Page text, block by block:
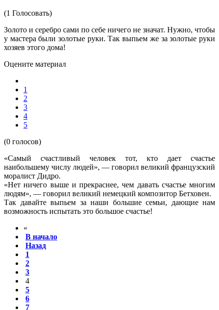
(1 Голосовать)
Золото и серебро сами по себе ничего не значат. Нужно, чтобы
у мастера были золотые руки. Так выпьем же за золотые руки
хозяев этого дома!
Оцените материал
1
2
3
4
5
(0 голосов)
«Самый счастливый человек тот, кто дает счастье
наибольшему числу людей», — говорил великий французский
моралист Дидро.
«Нет ничего выше и прекраснее, чем давать счастье многим
людям», — говорил великий немецкий композитор Бетховен.
Так давайте выпьем за наши большие семьи, дающие нам
возможность испытать это большое счастье!
«
В начало
Назад
1
2
3
4
5
6
7